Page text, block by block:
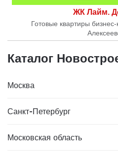
ЖК Лайм.
Готовые квартиры
Каталог
Москва
Санкт-Петербург
Московская область